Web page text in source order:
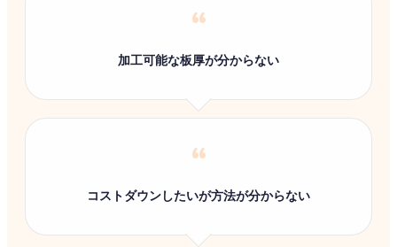
“
加工可能な板厚が分からない
“
コストダウンしたいが方法が分からない